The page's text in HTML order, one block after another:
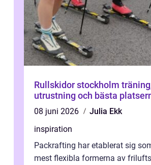
Rullskidor stockholm träning,
utrustning och bästa
08 juni 2026
Julia Ekk
inspiration
Packrafting har etablerat sig
mest flexibla formerna av